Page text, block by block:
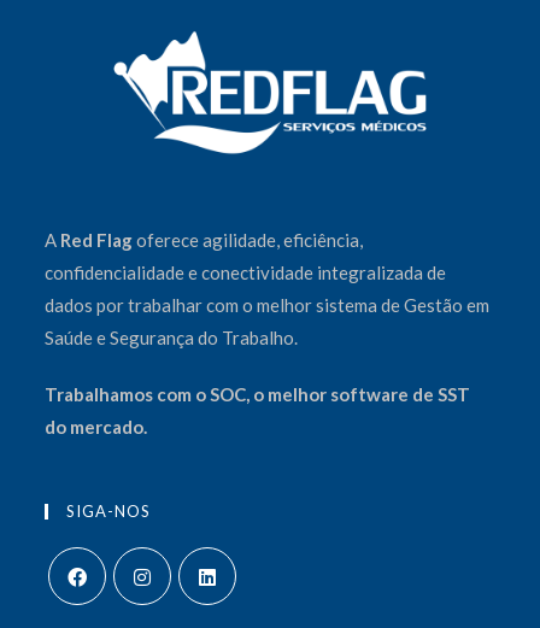
A Red Flagofereceagilidade,eficiência,
confidencialidadeeconectividade integralizada de
dados por trabalhar com o melhor sistema de Gestão em
Saúde e Segurança do Trabalho.
Trabalhamos com oSOC, o melhor software de SST
do mercado.
SIGA-NOS